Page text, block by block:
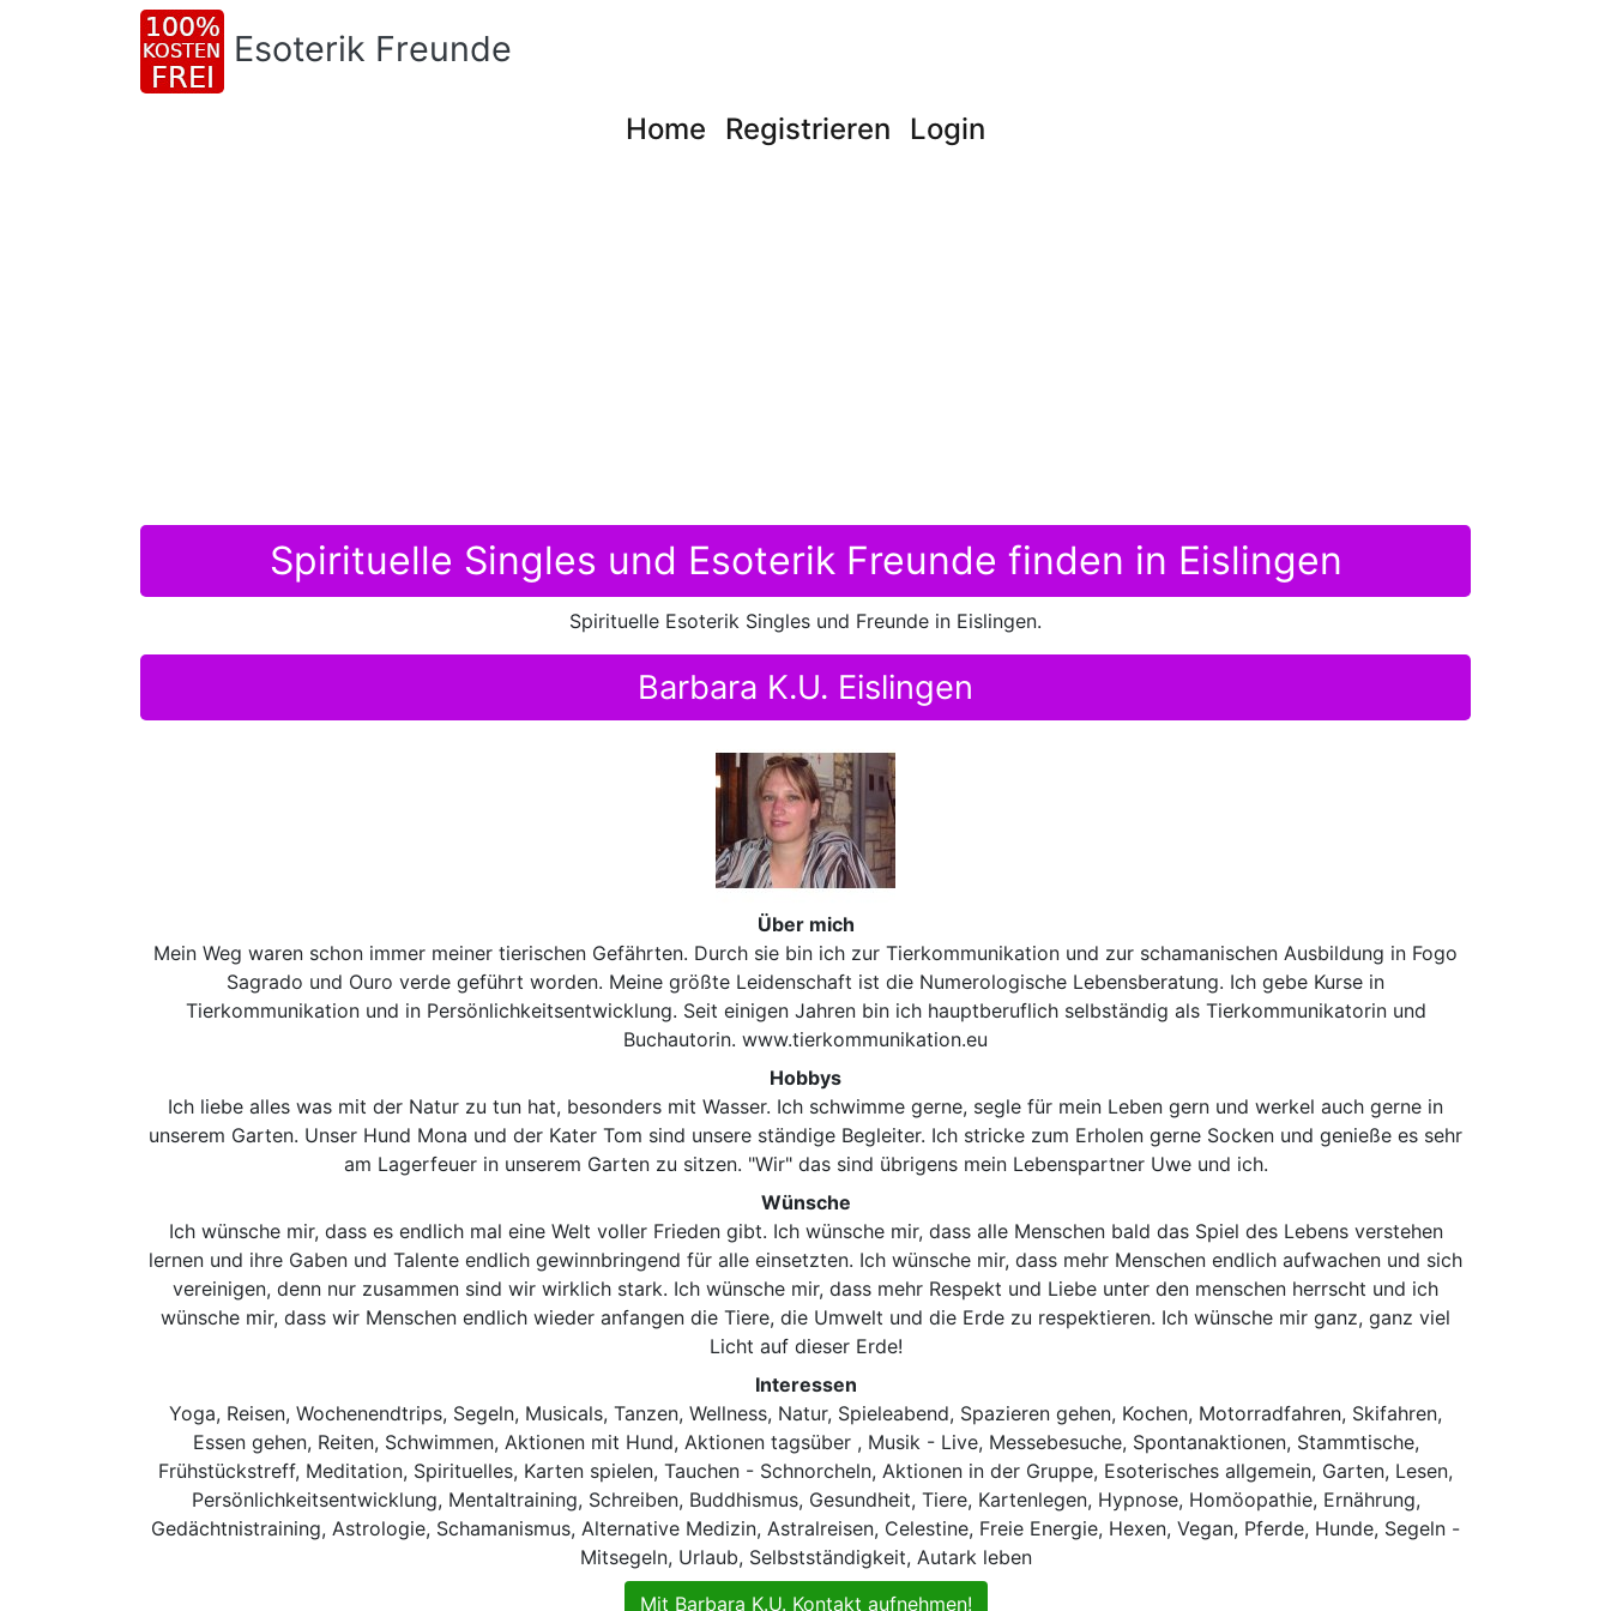
Esoterik Freunde
Home Registrieren Login
Spirituelle Singles und Esoterik Freunde finden in Eislingen
Spirituelle Esoterik Singles und Freunde in Eislingen.
Barbara K.U. Eislingen
Über mich
Mein Weg waren schon immer meiner tierischen Gefährten. Durch sie bin ich zur Tierkommunikation und zur schamanischen Ausbildung in Fogo
Sagrado und Ouro verde geführt worden. Meine größte Leidenschaft ist die Numerologische Lebensberatung. Ich gebe Kurse in
Tierkommunikation und in Persönlichkeitsentwicklung. Seit einigen Jahren bin ich hauptberuflich selbständig als Tierkommunikatorin und
Buchautorin. www.tierkommunikation.eu
Hobbys
Ich liebe alles was mit der Natur zu tun hat, besonders mit Wasser. Ich schwimme gerne, segle für mein Leben gern und werkel auch gerne in
unserem Garten. Unser Hund Mona und der Kater Tom sind unsere ständige Begleiter. Ich stricke zum Erholen gerne Socken und genieße es sehr
am Lagerfeuer in unserem Garten zu sitzen. "Wir" das sind übrigens mein Lebenspartner Uwe und ich.
Wünsche
Ich wünsche mir, dass es endlich mal eine Welt voller Frieden gibt. Ich wünsche mir, dass alle Menschen bald das Spiel des Lebens verstehen
lernen und ihre Gaben und Talente endlich gewinnbringend für alle einsetzten. Ich wünsche mir, dass mehr Menschen endlich aufwachen und sich
vereinigen, denn nur zusammen sind wir wirklich stark. Ich wünsche mir, dass mehr Respekt und Liebe unter den menschen herrscht und ich
wünsche mir, dass wir Menschen endlich wieder anfangen die Tiere, die Umwelt und die Erde zu respektieren. Ich wünsche mir ganz, ganz viel
Licht auf dieser Erde!
Interessen
Yoga, Reisen, Wochenendtrips, Segeln, Musicals, Tanzen, Wellness, Natur, Spieleabend, Spazieren gehen, Kochen, Motorradfahren, Skifahren,
Essen gehen, Reiten, Schwimmen, Aktionen mit Hund, Aktionen tagsüber , Musik - Live, Messebesuche, Spontanaktionen, Stammtische,
Frühstückstreff, Meditation, Spirituelles, Karten spielen, Tauchen - Schnorcheln, Aktionen in der Gruppe, Esoterisches allgemein, Garten, Lesen,
Persönlichkeitsentwicklung, Mentaltraining, Schreiben, Buddhismus, Gesundheit, Tiere, Kartenlegen, Hypnose, Homöopathie, Ernährung,
Gedächtnistraining, Astrologie, Schamanismus, Alternative Medizin, Astralreisen, Celestine, Freie Energie, Hexen, Vegan, Pferde, Hunde, Segeln -
Mitsegeln, Urlaub, Selbstständigkeit, Autark leben
Mit Barbara K.U. Kontakt aufnehmen!